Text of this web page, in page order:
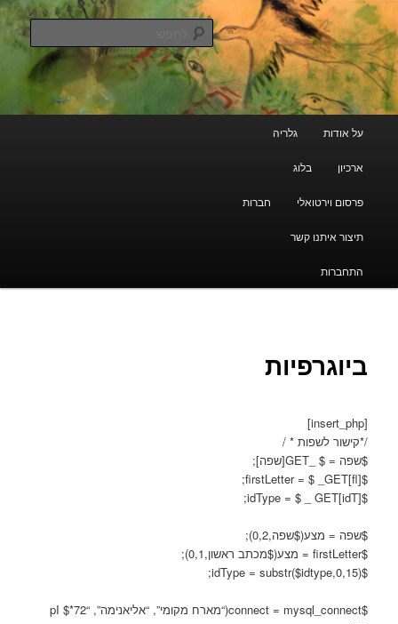
עבור
לתוכן
הראשי
ארכיון מרוקאי יהודי
גלריה קוד פתוח
לחפש
על אודות גלריה
ארכיון בלוג
פרסום וירטואלי חברות
תיצור איתנו קשר
התחברות
ביוגרפיות
[insert_php]
/*קישור לשפות * /
$שפה = $ _GET[שפה];
$firstLetter = $ _GET[fl];
$idType = $ _ GET[idT];
$שפה = מצע($שפה,0,2);
$firstLetter = מצע($מכתב ראשון,0,1);
$idType = substr($idtype,0,15);
$connect = mysql_connect(“מארח מקומי”, “אליאנימה”, “72*pI $